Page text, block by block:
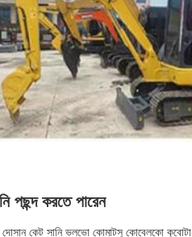
পছন্দ করতে পারেন
দোসান কেট সানি ভলভো কোমাটসু কোবেলকো কুবোটা